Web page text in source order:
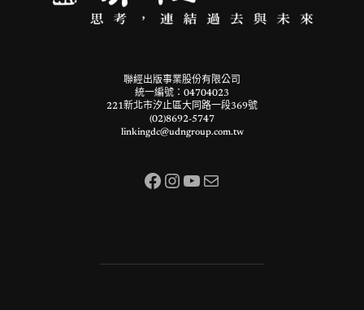
聯經出版事業股份有限公司
統一編號：04704023
221新北市汐止區大同路一段369號
(02)8692-5747
linkingdc@udngroup.com.tw
Facebook InstagramYouTube 電子郵件